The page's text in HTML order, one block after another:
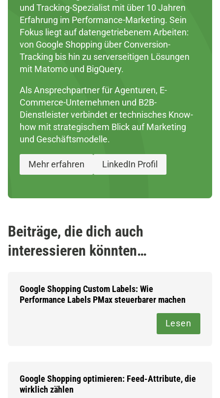
und Tracking-Spezialist mit über 10 Jahren
Erfahrung im Performance-Marketing. Sein
Fokus liegt auf datengetriebenem Arbeiten:
von Google Shopping über Conversion-
Tracking bis hin zu serverseitigen Lösungen
mit Matomo und BigQuery.
Als Ansprechpartner für Agenturen, E-
Commerce-Unternehmen und B2B-
Dienstleister verbindet er technisches Know-
how mit strategischem Blick auf Marketing
und Geschäftsmodelle.
Mehr erfahren LinkedIn Profil
Beiträge, die dich auch
interessieren könnten…
Google Shopping Custom Labels: Wie
Performance Labels PMax steuerbarer machen
Lesen
Google Shopping optimieren: Feed-Attribute, die
wirklich zählen